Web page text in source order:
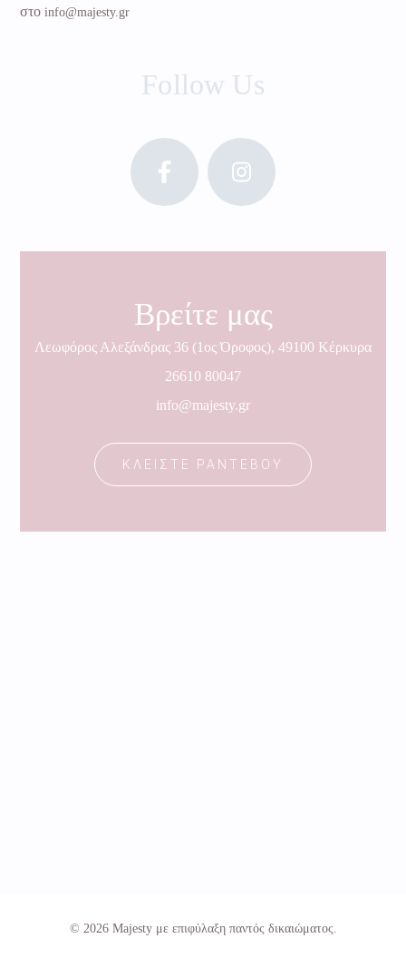
στοinfo@majesty.gr
Follow Us
Βρείτε μας
Λεωφόρος Αλεξάνδρας 36 (1ος Όροφος), 49100 Κέρκυρα
26610 80047
info@majesty.gr
ΚΛΕΙΣΤΕ ΡΑΝΤΕΒΟΥ
© 2026 Majesty με επιφύλαξη παντός δικαιώματος.